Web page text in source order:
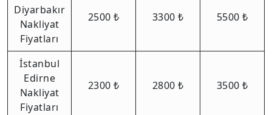
Diyarbakır
Nakliyat
Fiyatları
2500 ₺ 3300 ₺ 5500 ₺
İstanbul
Edirne
Nakliyat
Fiyatları
2300 ₺ 2800 ₺ 3500 ₺